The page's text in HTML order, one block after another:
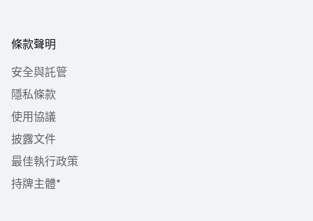
條款聲明
安全與託管
隱私條款
使用協議
披露文件
最佳執行政策
持牌主體*